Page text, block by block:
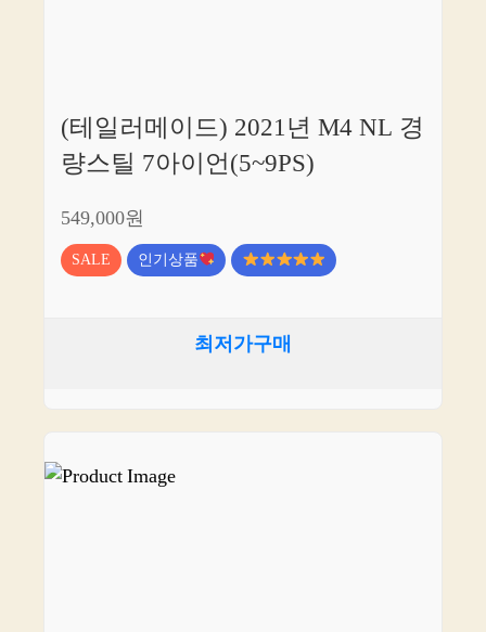
(테일러메이드) 2021년 M4 NL 경
량스틸 7아이언(5~9PS)
549,000원
SALE 인기상품
최저가구매